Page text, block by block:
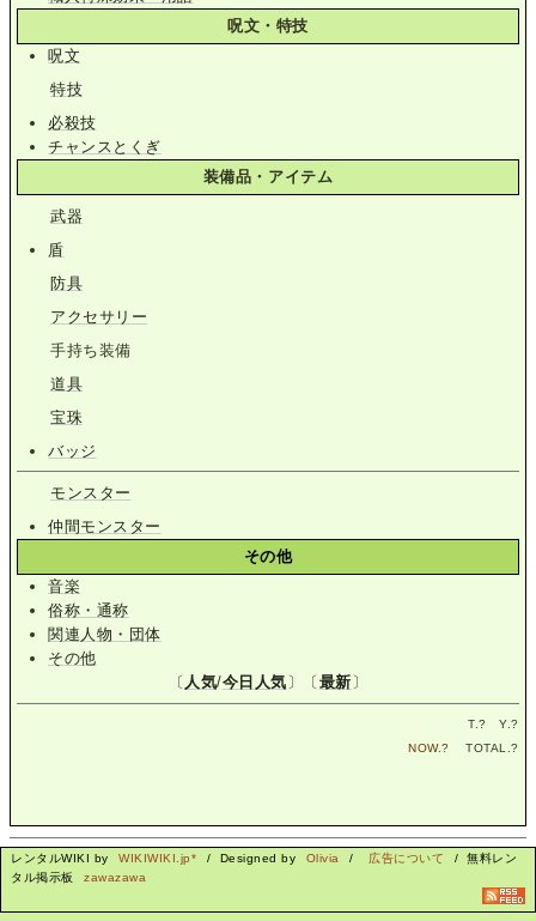
呪文・特技
呪文
特技
必殺技
チャンスとくぎ
装備品・アイテム
武器
盾
防具
アクセサリー
手持ち装備
道具
宝珠
バッジ
モンスター
仲間モンスター
その他
音楽
俗称・通称
関連人物・団体
その他
〔 人気/今日人気 〕〔 最新 〕
T.? Y.?
NOW.? TOTAL.?
レンタルWIKI by WIKIWIKI.jp* / Designed by Olivia / 広告について
/ 無料レン
タル掲示板
zawazawa